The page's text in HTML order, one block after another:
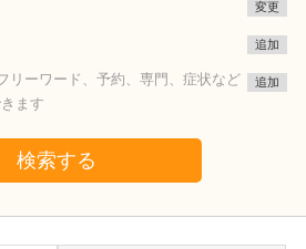
変更
追加
リーワード、予約、専門、症状など
ます
追加
検索する